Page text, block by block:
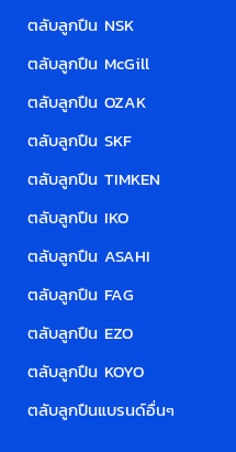
ตลับลูกปืน NSK
ตลับลูกปืน McGill
ตลับลูกปืน OZAK
ตลับลูกปืน SKF
ตลับลูกปืน TIMKEN
ตลับลูกปืน IKO
ตลับลูกปืน ASAHI
ตลับลูกปืน FAG
ตลับลูกปืน EZO
ตลับลูกปืน KOYO
ตลับลูกปืนแบรนด์อื่นๆ